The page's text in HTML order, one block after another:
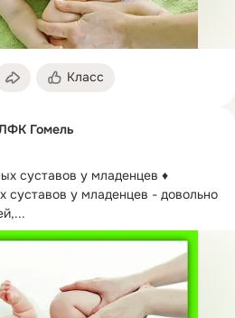
Класс
Гомель
суставов у младенцев ♦
суставов у младенцев - довольно